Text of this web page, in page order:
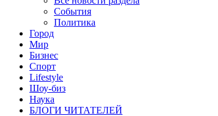
События
Политика
Город
Мир
Бизнес
Спорт
Lifestyle
Шоу-биз
Наука
БЛОГИ ЧИТАТЕЛЕЙ